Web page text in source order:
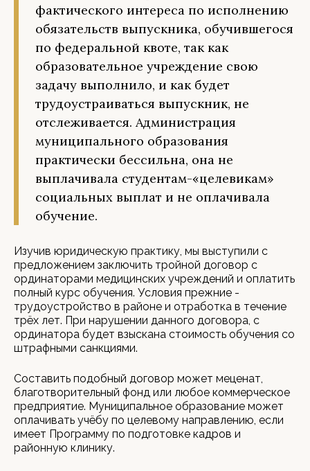
фактического интереса по исполнению
обязательств выпускника, обучившегося
по федеральной квоте, так как
образовательное учреждение свою
задачу выполнило, и как будет
трудоустраиваться выпускник, не
отслеживается. Администрация
муниципального образования
практически бессильна, она не
выплачивала студентам-«целевикам»
социальных выплат и не оплачивала
обучение.
Изучив юридическую практику, мы выступили с
предложением заключить тройной договор с
ординаторами медицинских учреждений и оплатить
полный курс обучения. Условия прежние -
трудоустройство в районе и отработка в течение
трёх лет. При нарушении данного договора, с
ординатора будет взыскана стоимость обучения со
штрафными санкциями.
Составить подобный договор может меценат,
благотворительный фонд или любое коммерческое
предприятие. Муниципальное образование может
оплачивать учёбу по целевому направлению, если
имеет Программу по подготовке кадров и
районную клинику.